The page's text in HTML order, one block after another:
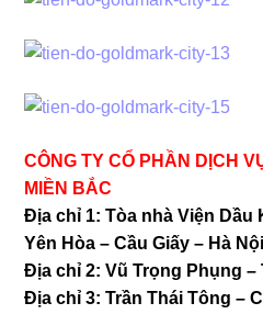
CÔNG TY CỔ PHẦN DỊCH
MIỀN BẮC
Địa chỉ 1: Tòa nhà Viện Dầu
Yên Hòa – Cầu Giấy – Hà Nội
Địa chỉ 2: Vũ Trọng Phụng –
Địa chỉ 3: Trần Thái Tông –